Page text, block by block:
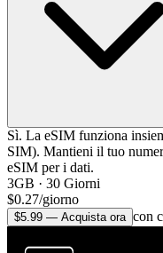
Sì. La eSIM funziona
SIM). Mantieni il tuo
eSIM per i dati.
3GB · 30 Giorni
$0.27/giorno
$5.99 — Acquista ora con